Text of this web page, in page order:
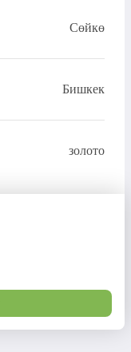
Сөйкө
Бишкек
золото